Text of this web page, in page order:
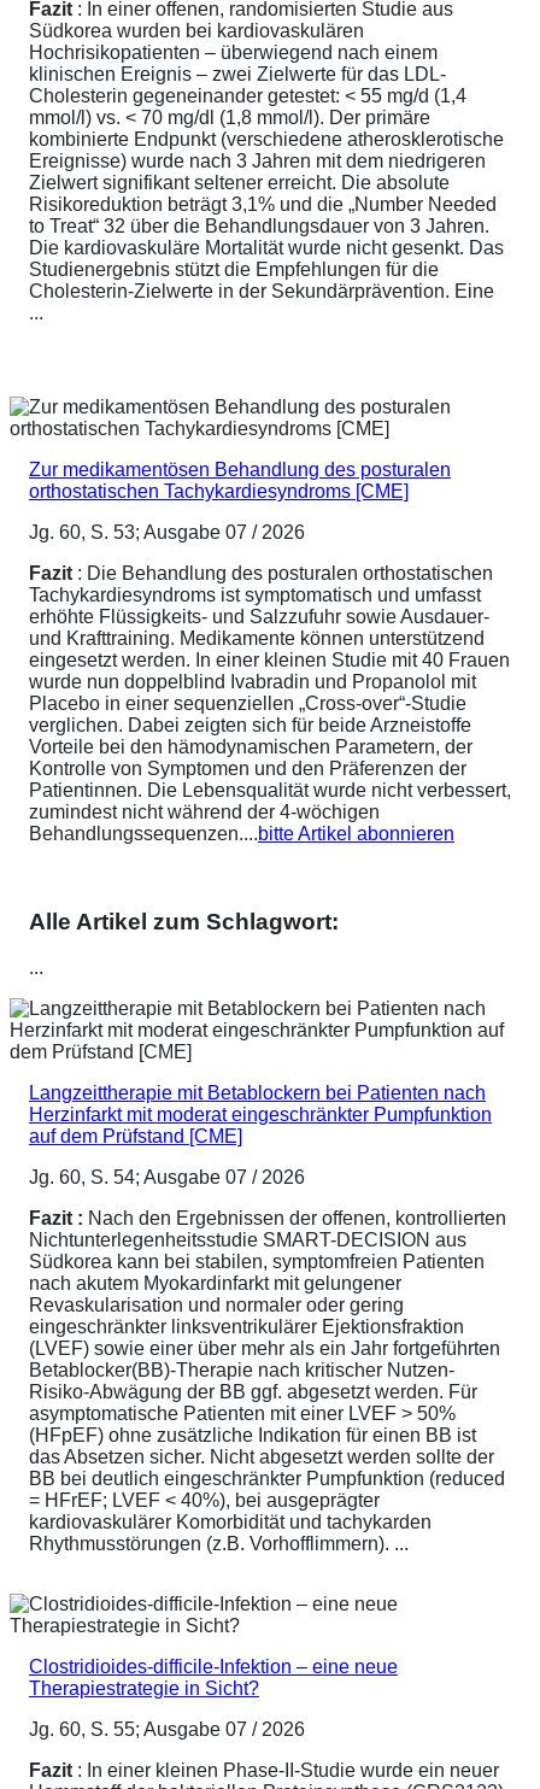
Fazit : In einer offenen, randomisierten Studie aus
Südkorea wurden bei kardiovaskulären
Hochrisikopatienten – überwiegend nach einem
klinischen Ereignis – zwei Zielwerte für das LDL-
Cholesterin gegeneinander getestet: < 55 mg/d (1,4
mmol/l) vs. < 70 mg/dl (1,8 mmol/l). Der primäre
kombinierte Endpunkt (verschiedene atherosklerotische
Ereignisse) wurde nach 3 Jahren mit dem niedrigeren
Zielwert signifikant seltener erreicht. Die absolute
Risikoreduktion beträgt 3,1% und die „Number Needed
to Treat“ 32 über die Behandlungsdauer von 3 Jahren.
Die kardiovaskuläre Mortalität wurde nicht gesenkt. Das
Studienergebnis stützt die Empfehlungen für die
Cholesterin-Zielwerte in der Sekundärprävention. Eine
...
Zur medikamentösen Behandlung des posturalen
orthostatischen Tachykardiesyndroms [CME]
Jg. 60, S. 53; Ausgabe 07 / 2026
Fazit : Die Behandlung des posturalen orthostatischen
Tachykardiesyndroms ist symptomatisch und umfasst
erhöhte Flüssigkeits- und Salzzufuhr sowie Ausdauer-
und Krafttraining. Medikamente können unterstützend
eingesetzt werden. In einer kleinen Studie mit 40 Frauen
wurde nun doppelblind Ivabradin und Propanolol mit
Placebo in einer sequenziellen „Cross-over“-Studie
verglichen. Dabei zeigten sich für beide Arzneistoffe
Vorteile bei den hämodynamischen Parametern, der
Kontrolle von Symptomen und den Präferenzen der
Patientinnen. Die Lebensqualität wurde nicht verbessert,
zumindest nicht während der 4-wöchigen
Behandlungssequenzen....bitte Artikel abonnieren
Alle Artikel zum Schlagwort:
...
Langzeittherapie mit Betablockern bei Patienten nach
Herzinfarkt mit moderat eingeschränkter Pumpfunktion
auf dem Prüfstand [CME]
Jg. 60, S. 54; Ausgabe 07 / 2026
Fazit : Nach den Ergebnissen der offenen, kontrollierten
Nichtunterlegenheitsstudie SMART-DECISION aus
Südkorea kann bei stabilen, symptomfreien Patienten
nach akutem Myokardinfarkt mit gelungener
Revaskularisation und normaler oder gering
eingeschränkter linksventrikulärer Ejektionsfraktion
(LVEF) sowie einer über mehr als ein Jahr fortgeführten
Betablocker(BB)-Therapie nach kritischer Nutzen-
Risiko-Abwägung der BB ggf. abgesetzt werden. Für
asymptomatische Patienten mit einer LVEF > 50%
(HFpEF) ohne zusätzliche Indikation für einen BB ist
das Absetzen sicher. Nicht abgesetzt werden sollte der
BB bei deutlich eingeschränkter Pumpfunktion (reduced
= HFrEF; LVEF < 40%), bei ausgeprägter
kardiovaskulärer Komorbidität und tachykarden
Rhythmusstörungen (z.B. Vorhofflimmern). ...
Clostridioides-difficile-Infektion – eine neue
Therapiestrategie in Sicht?
Jg. 60, S. 55; Ausgabe 07 / 2026
Fazit : In einer kleinen Phase-II-Studie wurde ein neuer